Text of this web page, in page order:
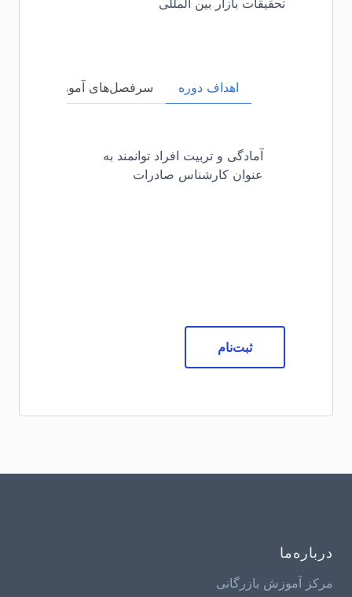
اهداف دوره سرفصل‌های آموزشی
آمادگی و تربیت افراد توانمند به
عنوان کارشناس صادرات
ثبت‌نام
درباره‌ما
مرکز آموزش بازرگانی